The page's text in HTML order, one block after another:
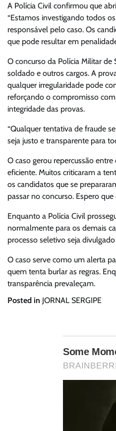
A Polícia Civil confirmou que
“Estamos investigando todos
responsável pelo caso. Os
que pode resultar em
O concurso da Polícia Militar
soldado e outros cargos. A
qualquer irregularidade pode
reforçando o compromisso
integridade das provas.
“Qualquer tentativa de fraude
seja justo e transparente para
O caso gerou repercussão
eficiente. Muitos criticaram a
os candidatos que se
passar no concurso. Espero
Enquanto a Polícia Civil
normalmente para os demais
processo seletivo seja
O caso serve como um alerta
quem tenta burlar as regras.
transparência prevaleçam.
Posted in JORNAL SERGIPE